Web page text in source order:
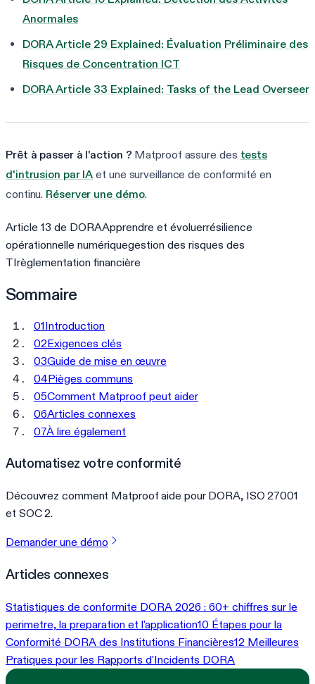
Anormales
DORA Article 29 Explained: Évaluation Préliminaire des
Risques de Concentration ICT
DORA Article 33 Explained: Tasks of the Lead Overseer
Prêt à passer à l'action ? Matproof assure des tests
d'intrusion par IA et une surveillance de conformité en
continu. Réserver une démo.
Article 13 de DORAApprendre et évoluerrésilience
opérationnelle numériquegestion des risques des
TIrèglementation financière
Sommaire
01Introduction
02Exigences clés
03Guide de mise en œuvre
04Pièges communs
05Comment Matproof peut aider
06Articles connexes
07À lire également
Automatisez votre conformité
Découvrez comment Matproof aide pour DORA, ISO 27001
et SOC 2.
Demander une démo
Articles connexes
Statistiques de conformite DORA 2026 : 60+ chiffres sur le
perimetre, la preparation et l'application10 Étapes pour la
Conformité DORA des Institutions Financières12 Meilleures
Pratiques pour les Rapports d'Incidents DORA